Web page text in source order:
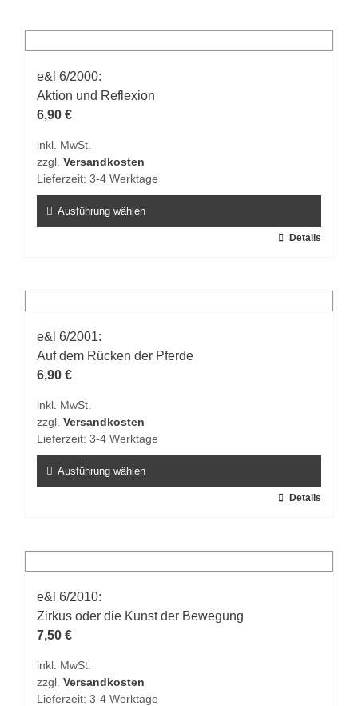
Varianten
auf.
Die
Optionen
auf
der
gewählt
werden
e&l 6/2000:
Aktion und Reflexion
6,90 €
inkl. MwSt.
zzgl. Versandkosten
Lieferzeit: 3-4 Werktage
Ausführung wählen
Varianten
auf.
Die
Optionen
auf
der
gewählt
werden
Details
e&l 6/2001:
Auf dem Rücken der Pferde
6,90 €
inkl. MwSt.
zzgl. Versandkosten
Lieferzeit: 3-4 Werktage
Ausführung wählen
Varianten
auf.
Die
Optionen
auf
der
Details
e&l 6/2010:
Zirkus oder die Kunst der Bewegung
7,50 €
inkl. MwSt.
zzgl. Versandkosten
Lieferzeit: 3-4 Werktage